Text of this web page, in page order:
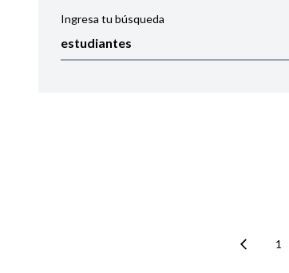
Ingresa tu búsqueda
1